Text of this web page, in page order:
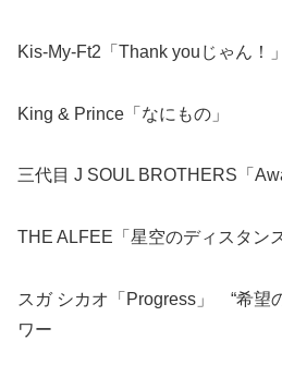
Kis-My-Ft2「Thank youじゃん！」
King & Prince「なにもの」
三代目 J SOUL BROTHERS「
THE ALFEE「星空のディスタンス
スガ シカオ「Progress」 “希望
ワー